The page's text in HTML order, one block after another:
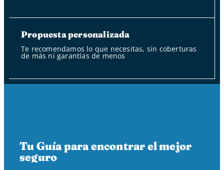
Propuesta personalizada
Te recomendamos lo que necesitas, sin coberturas
de más ni garantías de menos
Tu Guía para encontrar el mejor
seguro